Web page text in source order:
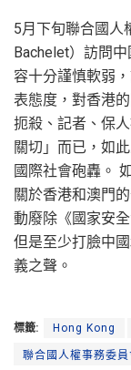
5月下旬聯合國人
Bachelet）訪問
容十分謹慎軟弱
表態度，對香港
扼殺、記者、保
關切」而已，如
國際社會砲轟。
關於香港和澳門
動廢除《國家安
但是至少打臉中
義之聲。
標籤: Hong Kong
聯合國人權事務委員